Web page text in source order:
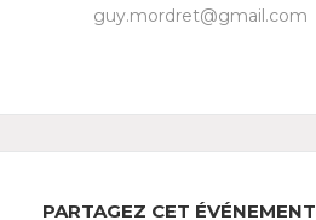
guy.mordret@gmail.com
PARTAGEZ CET ÉVÉNEMENT